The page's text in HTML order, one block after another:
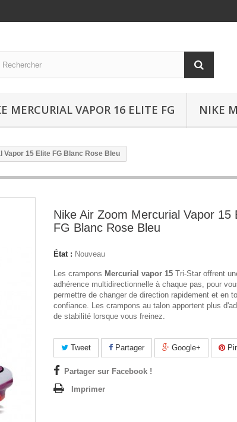
MERCURIAL VAPOR 16 ELITE FG NIKE
Vapor 15 Elite FG Blanc Rose Bleu
Nike Air Zoom Mercurial Vapor 15
FG Blanc Rose Bleu
État : Nouveau
Les crampons Mercurial vapor 15 Tri-Star offrent
adhérence multidirectionnelle à chaque pas, pour
permettre de changer de direction rapidement et en
confiance. Les crampons au talon apportent plus
de stabilité lorsque vous freinez.
Tweet Partager Google+
Partager sur Facebook !
Imprimer